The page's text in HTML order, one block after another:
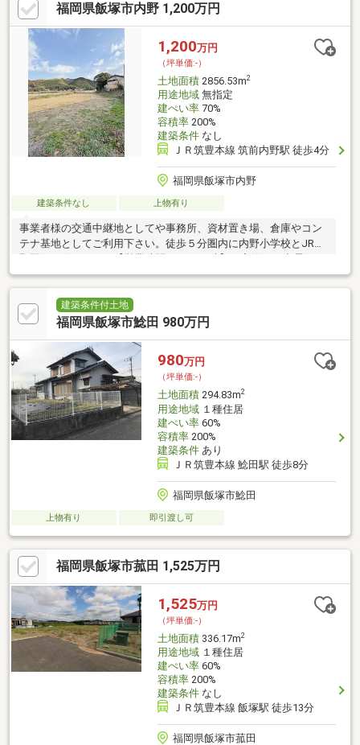
福岡県飯塚市内野 1,200万円
1,200万円
（坪単価:-）
土地面積2856.53m2
用途地域無指定
建ぺい率70%
容積率200%
建築条件なし
ＪＲ筑豊本線 筑前内野駅 徒歩4分
福岡県飯塚市内野
建築条件なし 上物有り
事業者様の交通中継地としてや事務所、資材置き場、倉庫やコン
テナ基地としてご利用下さい。徒歩５分圏内に内野小学校とJR内
第２火曜日）この時間帯はお電話でのお問合せがスムーズにご案
内できます。右下の「電話で問い合わせ」ボタンをタッチ♪
建築条件付土地
福岡県飯塚市鯰田 980万円
980万円
（坪単価:-）
土地面積294.83m2
用途地域１種住居
建ぺい率60%
容積率200%
建築条件あり
ＪＲ筑豊本線 鯰田駅 徒歩8分
福岡県飯塚市鯰田
上物有り 即引渡し可
福岡県飯塚市菰田 1,525万円
1,525万円
（坪単価:-）
土地面積336.17m2
用途地域１種住居
建ぺい率60%
容積率200%
建築条件なし
ＪＲ筑豊本線 飯塚駅 徒歩13分
福岡県飯塚市菰田